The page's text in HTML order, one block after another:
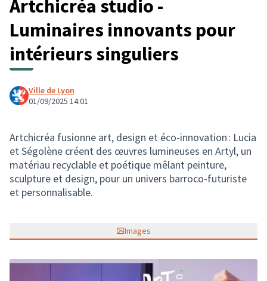
Artchicréa studio -
Luminaires innovants pour
intérieurs singuliers
Ville de Lyon
01/09/2025 14:01
Artchicréa fusionne art, design et éco-innovation : Lucia
et Ségolène créent des œuvres lumineuses en Artyl, un
matériau recyclable et poétique mêlant peinture,
sculpture et design, pour un univers barroco-futuriste
et personnalisable.
Images